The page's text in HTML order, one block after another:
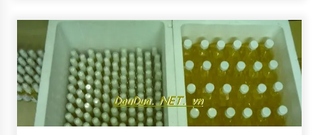
O
Đ
Ộ
N
G